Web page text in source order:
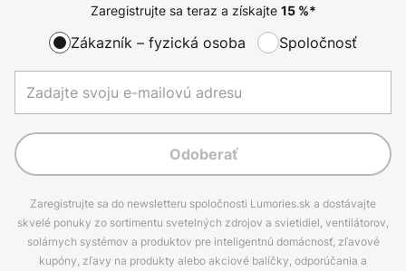
Zaregistrujte sa teraz a získajte 15%*
Zákazník – fyzická osoba Spoločnosť
Odoberať
Zaregistrujte sa do newsletteru spoločnosti Lumories.sk a dostávajte
skvelé ponuky zo sortimentu svetelných zdrojov a svietidiel, ventilátorov,
solárnych systémov a produktov pre inteligentnú domácnosť, zľavové
kupóny, zľavy na produkty alebo akciové balíčky, odporúčania a